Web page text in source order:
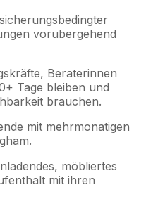
vorübergehend
Beraterinnen
Tage bleiben und
brauchen.
mit mehrmonatigen
möbliertes
mit ihren